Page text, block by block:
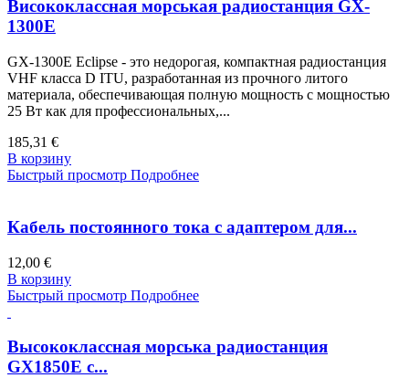
Висококлассная морськая радиостанция GX-
1300E
GX-1300E Eclipse - это недорогая, компактная радиостанция
VHF класса D ITU, разработанная из прочного литого
материала, обеспечивающая полную мощность с мощностью
25 Вт как для профессиональных,...
185,31 €
В корзину
Быстрый просмотр Подробнее
Кабель постоянного тока с адаптером для...
12,00 €
В корзину
Быстрый просмотр Подробнее
Высококлассная морська радиостанция
GX1850E с...